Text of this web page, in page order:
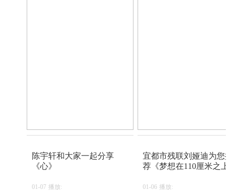
陈宇轩和大家一起分享
《心》
01-07 播放:
宜都市残联刘娅迪为您
荐《梦想在110厘米之
01-06 播放: